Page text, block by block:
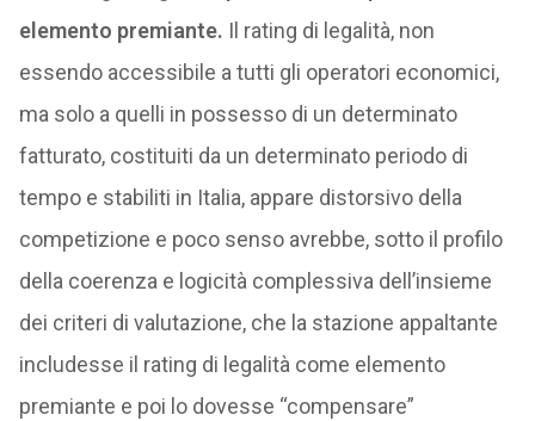
elemento premiante. Il rating di legalità, non
essendo accessibile a tutti gli operatori economici,
ma solo a quelli in possesso di un determinato
fatturato, costituiti da un determinato periodo di
tempo e stabiliti in Italia, appare distorsivo della
competizione e poco senso avrebbe, sotto il profilo
della coerenza e logicità complessiva dell’insieme
dei criteri di valutazione, che la stazione appaltante
includesse il rating di legalità come elemento
premiante e poi lo dovesse “compensare”